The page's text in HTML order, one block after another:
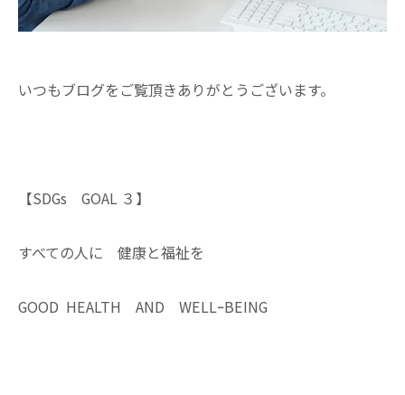
いつもブログをご覧頂きありがとうございます。
【SDGs GOAL ３】
すべての人に 健康と福祉を
GOOD HEALTH AND WELLｰBEING